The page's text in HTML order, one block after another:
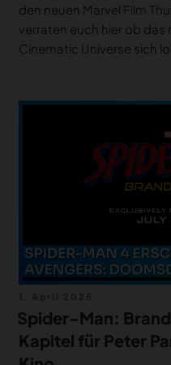
den neuen Marvel Film
verraten euch hier ob das
Cinematic Universe sich
am
Spider-Man: Brand
Kapitel für Peter